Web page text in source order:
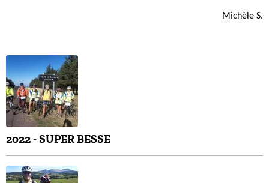
Michèle S.
2022 - SUPER BESSE